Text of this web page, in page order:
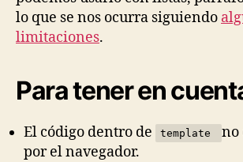
lo que se nos ocurra siguiendo
limitaciones.
Para tener en
El código dentro de template
no
por el navegador.